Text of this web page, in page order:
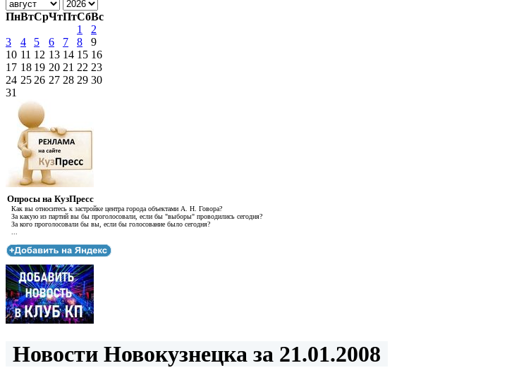
ПнВтСрЧтПтСбВс
1
2
3
4 5 6 7 8
9
10 11 12 13 14 15 16
17 18 19 20 21 22 23
24 25 26 27 28 29 30
31
Опросы на КузПресс
Как вы относитесь к застройке центра города объектами А. Н. Говора?
За какую из партий вы бы проголосовали, если бы "выборы" проводились сегодня?
За кого проголосовали бы вы, если бы голосование было сегодня?
Новости Новокузнецка за 21.01.2008